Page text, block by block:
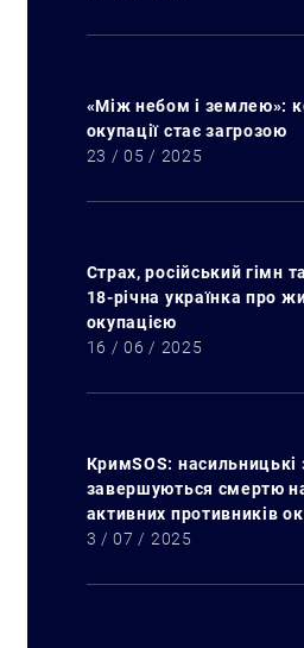
«Між небом і землею»:
окупації стає загрозою
23 / 05 / 2025
Страх, російський гімн
18-річна українка про
окупацією
16 / 06 / 2025
КримSOS: насильницькі
завершуються смертю
активних противників
3 / 07 / 2025